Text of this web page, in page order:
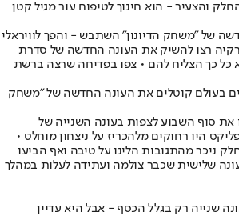
והצעיר - הוא חינוך לטיפוח עור מגיל קטן
של "משחק הדיונון" השתבש - והפך לוויראלי
רצו להשיק את העונה החדשה של סדרת
כל כך הצליח להם • צפו בפדיחה שרצה ברשת
בעולם קוטלים את העונה החדשה של "משחק
את סוף השבוע לצפות בעונה השנייה של
היו רחוקים מלהכריז על ניצחון מוחלט •
ניכר מהתגובות הלינו על טיבה ואף הביעו
שלישית שכבר צולמה ועתידה לעלות במהלך
שנייה רק בגלל הכסף - אבל היא עדיין